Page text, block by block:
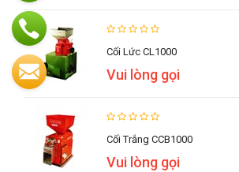
Cối Lức CL1000
Vui lòng gọi
Cối Trắng CCB1000
Vui lòng gọi